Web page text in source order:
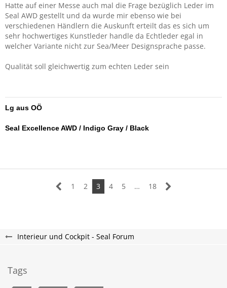
Hatte auf einer Messe auch mal die Frage bezüglich Leder im
Seal AWD gestellt und da wurde mir ebenso wie bei
verschiedenen Händlern die Auskunft erteilt das es sich um
sehr hochwertiges Kunstleder handle da Echtleder egal in
welcher Variante nicht zur Sea/Meer Designsprache passe.
Qualität soll gleichwertig zum echten Leder sein
Lg aus OÖ
Seal Excellence AWD / Indigo Gray / Black
1 2 3 4 5 … 18
Interieur und Cockpit - Seal Forum
Tags